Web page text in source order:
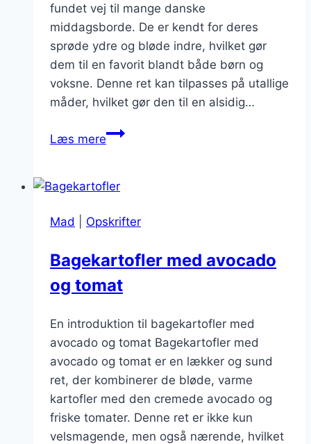
fundet vej til mange danske
middagsborde. De er kendt for deres
sprøde ydre og bløde indre, hvilket gør
dem til en favorit blandt både børn og
voksne. Denne ret kan tilpasses på utallige
måder, hvilket gør den til en alsidig…
Læs mereBagte
med
og
Mad Opskrifter
Bagekartofler med avocado
og tomat
En introduktion til bagekartofler med
avocado og tomat Bagekartofler med
avocado og tomat er en lækker og sund
ret, der kombinerer de bløde, varme
kartofler med den cremede avocado og
friske tomater. Denne ret er ikke kun
velsmagende, men også nærende, hvilket